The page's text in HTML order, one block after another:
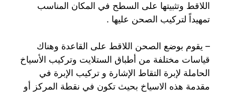
اللاقط وتثبيتها على السطح في المكان المناسب
تمهيداً لتركيب الصحن عليها .
– يقوم بوضع الصحن اللاقط على القاعدة وهناك
قياسات مختلفة من أطباق الستلايت وتركيب الأسياخ
الحاملة لإبرة التقاط الإشارة و تركيب الإبرة في
مقدمة هذه الاسياخ بحيث تكون في نقطة المركز أو